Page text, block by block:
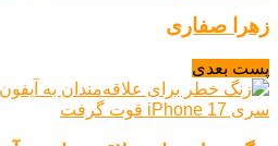
زهرا صفاری
پست بعدی